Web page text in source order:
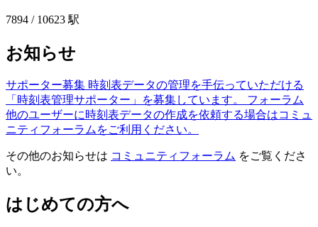
7894 / 10623 駅
お知らせ
サポーター募集 時刻表データの管理を手伝っていただける
「時刻表管理サポーター」を募集しています。
フォーラム
他のユーザーに時刻表データの作成を依頼する場合はコミュ
ニティフォーラムをご利用ください。
その他のお知らせは コミュニティフォーラム をご覧くださ
い。
はじめての方へ